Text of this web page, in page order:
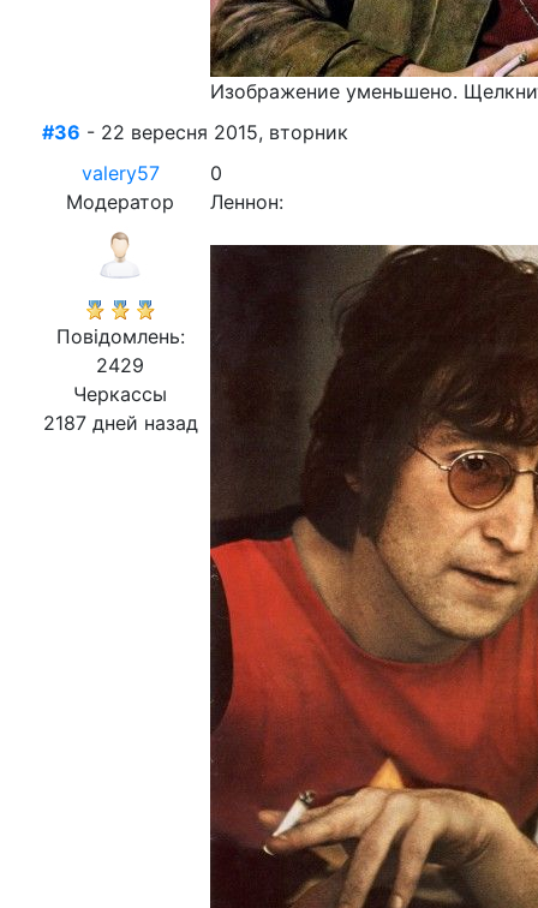
Изображение уменьшено.
#36 - 22 вересня 2015, вторник
valery57
Модератор
Повідомлень:
2429
Черкассы
2187 дней назад
0
Леннон: